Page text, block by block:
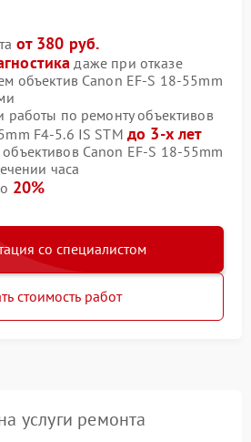
от 380 руб.
даже при отказе
объектив Canon EF-S 18-55mm
работы по ремонту объективов
F4-5.6 IS STM до 3-х лет
Canon EF-S 18-55mm
часа
20%
со специалистом
стоимость работ
услуги ремонта